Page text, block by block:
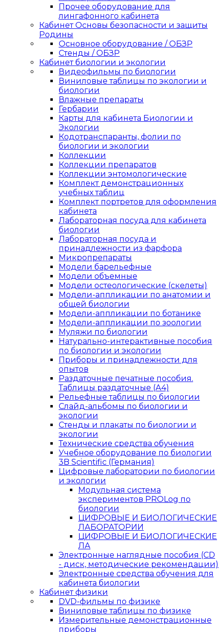
Прочее оборудование для
лингафонного кабинета
Кабинет Основы безопасности и защиты
Родины
Основное оборудование / ОБЗР
Стенды / ОБЗР
Кабинет биологии и экологии
Видеофильмы по биологии
Виниловые таблицы по экологии и
биологии
Влажные препараты
Гербарии
Карты для кабинета Биологии и
Экологии
Кодотранспаранты, фолии по
биологии и экологии
Коллекции
Коллекции препаратов
Коллекции энтомологические
Комплект демонстрационных
учебных таблиц
Комплект портретов для оформления
кабинета
Лабораторная посуда для кабинета
биологии
Лабораторная посуда и
принадлежности из фарфора
Микропрепараты
Модели барельефные
Модели объемные
Модели остеологические (скелеты)
Модели-аппликации по анатомии и
общей биологии
Модели-аппликации по ботанике
Модели-аппликации по зоологии
Муляжи по биологии
Натурально-интерактивные пособия
по биологии и экологии
Приборы и принадлежности для
опытов
Раздаточные печатные пособия.
Таблицы раздаточные (А4)
Рельефные таблицы по биологии
Слайд-альбомы по биологии и
экологии
Стенды и плакаты по биологии и
экологии
Технические средства обучения
Учебное оборудование по биологии
3B Scientific (Германия)
Цифровые лаборатории по биологии
и экологии
Модульная система
экспериментов PROLog по
биологии
ЦИФРОВЫЕ И БИОЛОГИЧЕСКИЕ
ЛАБОРАТОРИИ
ЦИФРОВЫЕ И БИОЛОГИЧЕСКИЕ
ЛА
Электронные наглядные пособия (CD
- диск, методические рекомендации)
Электронные средства обучения для
кабинета биологии
Кабинет физики
DVD-фильмы по физике
Виниловые таблицы по физике
Измерительные демонстрационные
приборы